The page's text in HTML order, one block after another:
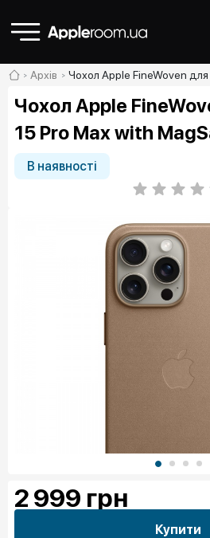
Архів Чохол Apple FineWoven
Чохол Apple
15 Pro Max with
В наявності
2 999 грн
Купити